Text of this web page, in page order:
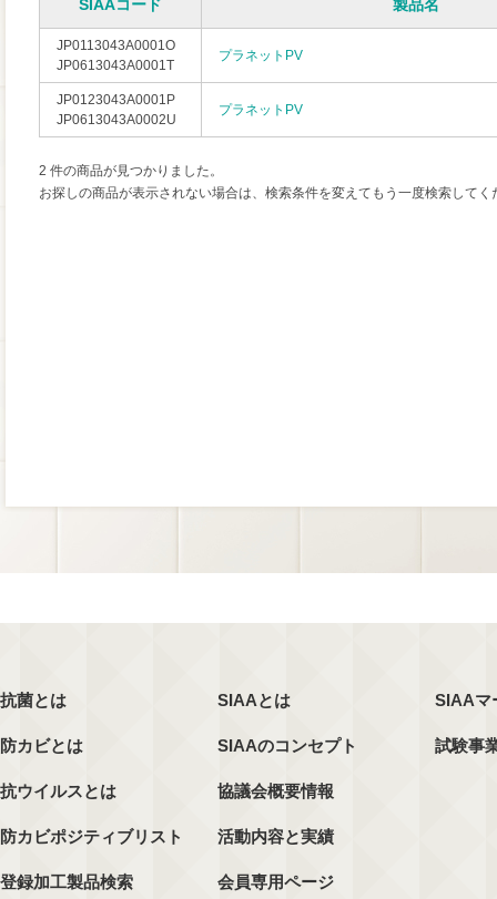
SIAAコード 製品名
JP0113043A0001O
JP0613043A0001T
プラネットPV
JP0123043A0001P
JP0613043A0002U
プラネットPV
2 件の商品が見つかりました。
お探しの商品が表示されない場合は、検索条件を変えてもう一度検索してく
抗菌とは
防カビとは
抗ウイルスとは
防カビポジティブリスト
登録加工製品検索
SIAAとは
SIAAのコンセプト
協議会概要情報
活動内容と実績
会員専用ページ
SIAAマ
試験事